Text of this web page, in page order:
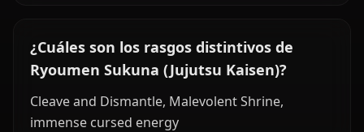
¿Cuáles son los rasgos distintivos de
Ryoumen Sukuna (Jujutsu Kaisen)?
Cleave and Dismantle, Malevolent Shrine,
immense cursed energy